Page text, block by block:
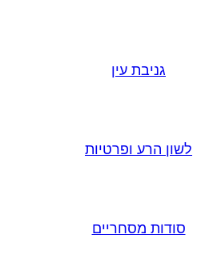
גניבת עין
לשון הרע ופרטיות
סודות מסחריים